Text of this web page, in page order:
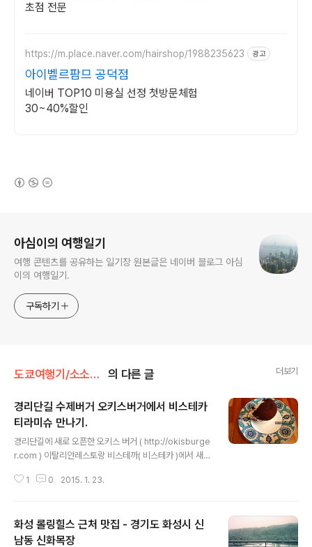
초점 전문
https://m.place.naver.com/hairshop/1988235623 광고
아이벨르팜므 공덕점
네이버 TOP10 미용실 선정 첫방문체험
30~40%할인
아심이의 여행일기
여행 콘텐츠를 공유하는 일기장 원본글은 네이버 블로그 아심
이의 여행일기.
구독하기
도쿄여행기/소소한이야기 의 다른 글 더보기
경리단길 수제버거 오키스버거에서 비스테카
티라미슈 만나기.
경리단길에 새로 오픈한 오키스 버거 ( http://okisburge
r.com ) 이탈리안레스토랑 비스테까( 비스테카 )에서 새롭
버거 ( 브리오슈 빵으로 만들어서 더욱 독특한 햄버거를 드
슈. 비스테카에 가서 티라미슈 하나 먹고 오거나, 코스요리
먹고 오기에도 부담되어서 비스테카 블로그 즐겨찾기 해
1 0 2015. 1. 23.
화성 롤링힐스 근처 맛집 - 경기도 화성시 신
남동 신화목장